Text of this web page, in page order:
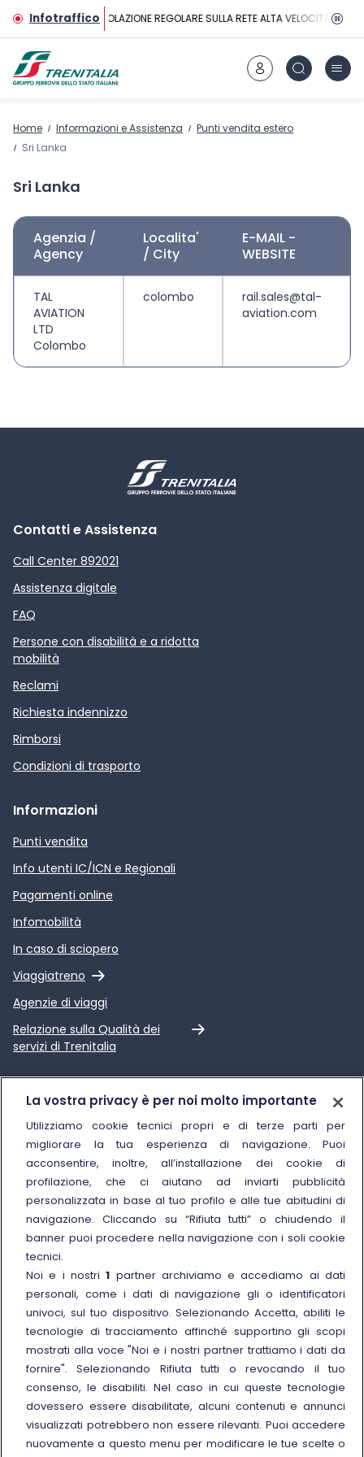
Vai al contenuto principale
InfotrafficoCIRCOLAZIONE REGOLARE SULLA RETE ALTA VELOCITÀ
Home Informazioni e Assistenza
Punti vendita estero
Sri Lanka
Sri Lanka
Agenzia /
Agency
Localita'
/ City
E-MAIL -
WEBSITE
TAL
AVIATION
LTD
Colombo
colombo
rail.sales@tal-
aviation.com
Contatti e Assistenza
Call Center 892021
Assistenza digitale
FAQ
Persone con disabilità e a ridotta
mobilità
Reclami
Richiesta indennizzo
Rimborsi
Condizioni di trasporto
Informazioni
Punti vendita
Info utenti IC/ICN e Regionali
Pagamenti online
Infomobilità
In caso di sciopero
Viaggiatreno
Link esterno
Agenzie di viaggi
Relazione sulla Qualità dei
servizi di Trenitalia
Link esterno
Chi siamo
Sostenibilità
Trenitalia for Business
Manuale di Conservazione
Link esterno
Carriere
Link esterno
La Freccia Mag
Link esterno
Noleggia un treno charter
Viaggi di gruppo
Seguici sui social
La vostra privacy è per noi molto importante
Utilizziamo cookie tecnici propri e di terze parti per
migliorare la tua esperienza di navigazione. Puoi
acconsentire, inoltre, all’installazione dei cookie di
profilazione, che ci aiutano ad inviarti pubblicità
personalizzata in base al tuo profilo e alle tue abitudini di
navigazione. Cliccando su “Rifiuta tutti” o chiudendo il
banner puoi procedere nella navigazione con i soli cookie
tecnici.
Noi e i nostri1 partner archiviamo e accediamo ai dati
personali, come i dati di navigazione gli o identificatori
univoci, sul tuo dispositivo. Selezionando Accetta, abiliti le
tecnologie di tracciamento affinché supportino gli scopi
mostrati alla voce "Noi e i nostri partner trattiamo i dati da
fornire". Selezionando Rifiuta tutti o revocando il tuo
consenso, le disabiliti. Nel caso in cui queste tecnologie
dovessero essere disabilitate, alcuni contenuti e annunci
visualizzati potrebbero non essere rilevanti. Puoi accedere
nuovamente a questo menu per modificare le tue scelte o